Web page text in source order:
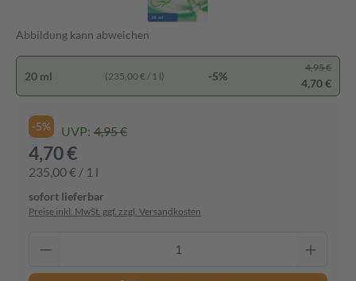
Abbildung kann abweichen
20 ml (235,00 € / 1 l) -5%
4,95 €
4,70 €
-5% UVP: 4,95 €
4,70 €
235,00 € / 1 l
sofort lieferbar
Preise inkl. MwSt. ggf. zzgl. Versandkosten